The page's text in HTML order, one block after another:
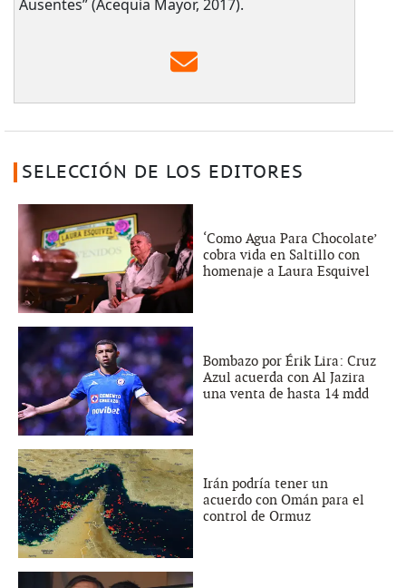
Ausentes” (Acequia Mayor, 2017).
SELECCIÓN DE LOS EDITORES
‘Como Agua Para Chocolate’
cobra vida en Saltillo con
homenaje a Laura Esquivel
Bombazo por Érik Lira: Cruz
Azul acuerda con Al Jazira
una venta de hasta 14 mdd
Irán podría tener un
acuerdo con Omán para el
control de Ormuz